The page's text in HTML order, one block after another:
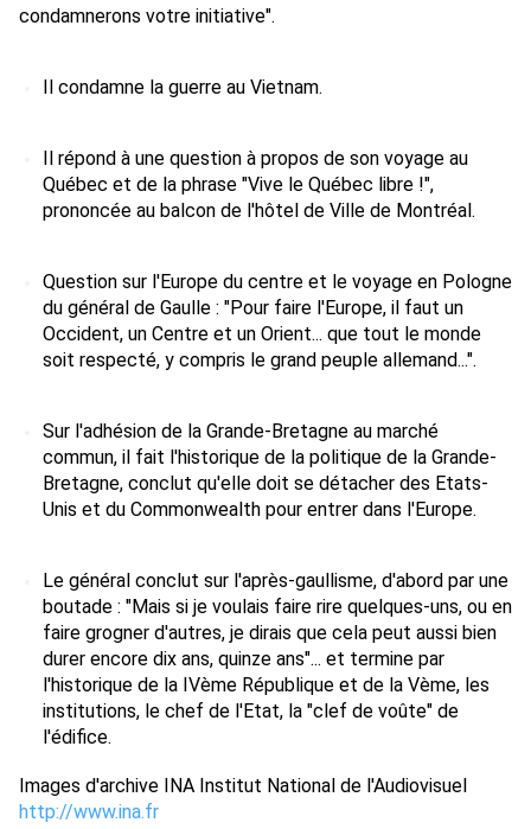
condamnerons votre initiative".
Il condamne la guerre au Vietnam.
Il répond à une question à propos de son voyage au
Québec et de la phrase "Vive le Québec libre !",
prononcée au balcon de l'hôtel de Ville de Montréal.
Question sur l'Europe du centre et le voyage en Pologne
du général de Gaulle : "Pour faire l'Europe, il faut un
Occident, un Centre et un Orient... que tout le monde
soit respecté, y compris le grand peuple allemand...".
Sur l'adhésion de la Grande-Bretagne au marché
commun, il fait l'historique de la politique de la Grande-
Bretagne, conclut qu'elle doit se détacher des Etats-
Unis et du Commonwealth pour entrer dans l'Europe.
Le général conclut sur l'après-gaullisme, d'abord par une
boutade : "Mais si je voulais faire rire quelques-uns, ou en
faire grogner d'autres, je dirais que cela peut aussi bien
durer encore dix ans, quinze ans"... et termine par
l'historique de la IVème République et de la Vème, les
institutions, le chef de l'Etat, la "clef de voûte" de
l'édifice.
Images d'archive INA Institut National de l'Audiovisue
http://www.ina.fr